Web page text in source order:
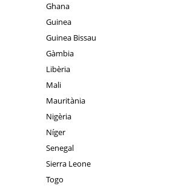
Ghana
Guinea
Guinea Bissau
Gàmbia
Libèria
Mali
Mauritània
Nigèria
Níger
Senegal
Sierra Leone
Togo